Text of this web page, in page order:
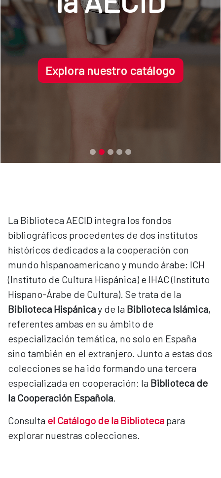
Explora nuestro catálogo
La Biblioteca AECID integra los fondos
bibliográficos procedentes de dos institutos
históricos dedicados a la cooperación con
mundo hispanoamericano y mundo árabe: ICH
(Instituto de Cultura Hispánica) e IHAC (Instituto
Hispano-Árabe de Cultura). Se trata de la
Biblioteca Hispánicay de la Biblioteca Islámica,
referentes ambas en su ámbito de
especialización temática, no solo en España
sino también en el extranjero. Junto a estas dos
colecciones se ha ido formando una tercera
especializada en cooperación: la Biblioteca de
la Cooperación Española.
Consulta el Catálogo de la Biblioteca para
explorar nuestras colecciones.